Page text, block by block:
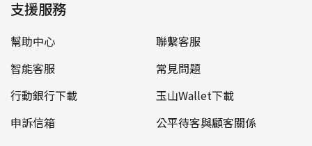
支援服務
幫助中心
聯繫客服
智能客服
常見問題
行動銀行下載
玉山Wallet下載
申訴信箱
公平待客與顧客關係